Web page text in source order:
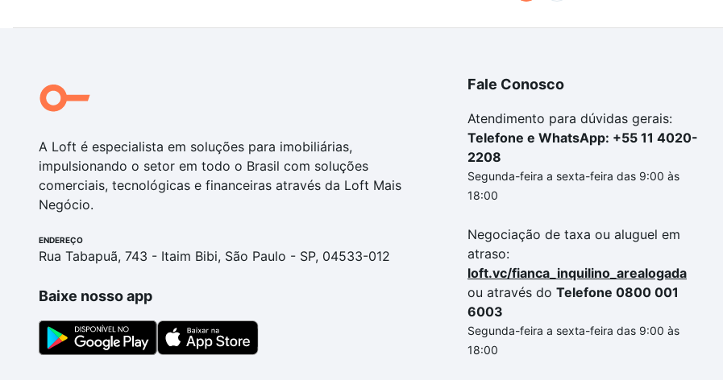
A Loft é especialista em soluções para imobiliárias,
impulsionando o setor em todo o Brasil com soluções
comerciais, tecnológicas e financeiras através da Loft Mais
Negócio.
ENDEREÇO
Rua Tabapuã, 743 - Itaim Bibi, São Paulo - SP, 04533-012
Baixe nosso app
Fale Conosco
Atendimento para dúvidas gerais:
Telefone e WhatsApp: +55 11 4020-
2208
Segunda-feira a sexta-feira das 9:00 às
18:00
Negociação de taxa ou aluguel em
atraso:
loft.vc/fianca_inquilino_arealogada
ou através do Telefone 0800 001
6003
Segunda-feira a sexta-feira das 9:00 às
18:00